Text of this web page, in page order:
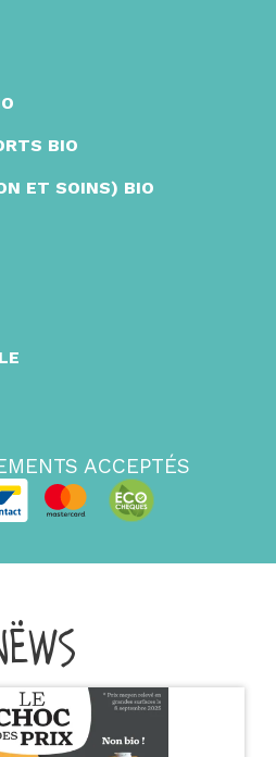
BIO
ET SOINS) BIO
ACCEPTÉS